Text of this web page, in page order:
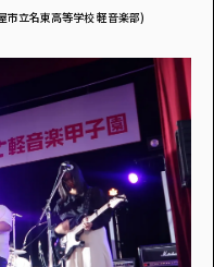
立名東高等学校 軽音楽部)